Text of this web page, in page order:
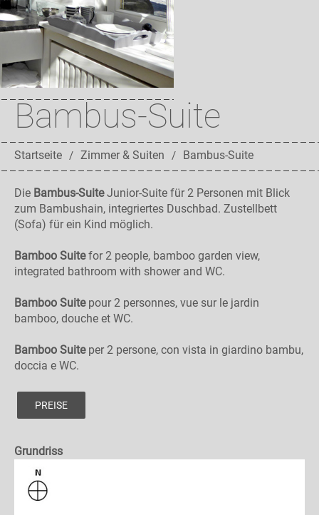
Bambus-Suite
Startseite Zimmer & Suiten Bambus-Suite
Die Bambus-SuiteJunior-Suite für 2 Personen mit Blick
zum Bambushain, integriertes Duschbad. Zustellbett
(Sofa) für ein Kind möglich.
Bamboo Suitefor 2 people, bamboo garden view,
integrated bathroom with shower and WC.
Bamboo Suitepour 2 personnes, vue sur le jardin
bamboo, douche et WC.
Bamboo Suiteper 2 persone, con vista in giardino bambu,
doccia e WC.
PREISE
Grundriss